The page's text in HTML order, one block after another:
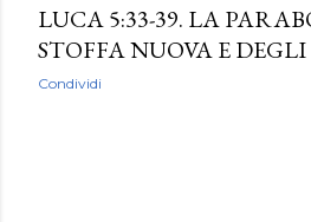
LUCA 5:33-39. LA
STOFFA NUOVA E
Condividi